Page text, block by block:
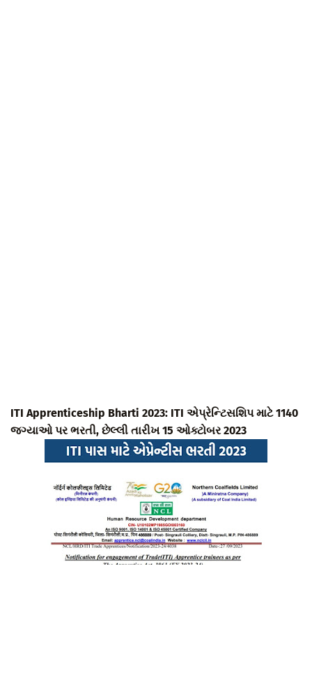
ITI Apprenticeship Bharti 2023: ITI એપ્રેન્ટિસશિપ માટે 1140
જગ્યાઓ પર ભરતી, છેલ્લી તારીખ 15 ઓક્ટોબર 2023